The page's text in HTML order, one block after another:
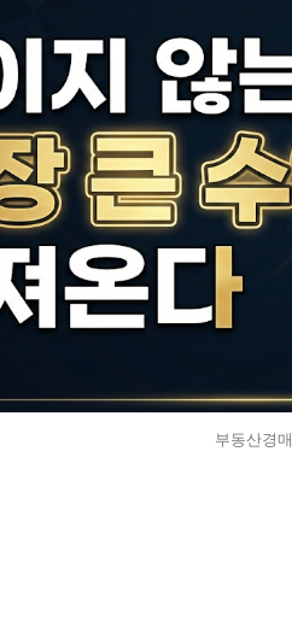
부동산경매